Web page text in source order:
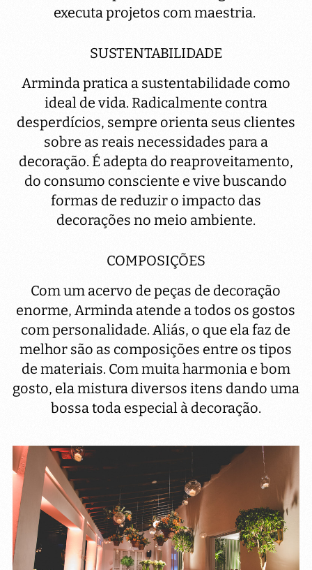
executa projetos com maestria.
SUSTENTABILIDADE
Arminda pratica a sustentabilidade como
ideal de vida. Radicalmente contra
desperdícios, sempre orienta seus clientes
sobre as reais necessidades para a
decoração. É adepta do reaproveitamento,
do consumo consciente e vive buscando
formas de reduzir o impacto das
decorações no meio ambiente.
COMPOSIÇÕES
Com um acervo de peças de decoração
enorme, Arminda atende a todos os gostos
com personalidade. Aliás, o que ela faz de
melhor são as composições entre os tipos
de materiais. Com muita harmonia e bom
gosto, ela mistura diversos itens dando uma
bossa toda especial à decoração.